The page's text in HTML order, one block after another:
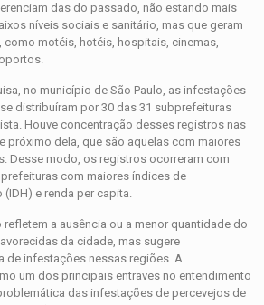
das do passado, não estando mais
níveis sociais e sanitário, mas que geram
motéis, hotéis, hospitais, cinemas,
no município de São Paulo, as infestações
distribuíram por 30 das 31 subprefeituras
Houve concentração desses registros nas
próximo dela, que são aquelas com maiores
Desse modo, os registros ocorreram com
com maiores índices de
e renda per capita.
a ausência ou a menor quantidade do
da cidade, mas sugere
de infestações nessas regiões. A
um dos principais entraves no entendimento
das infestações de percevejos de